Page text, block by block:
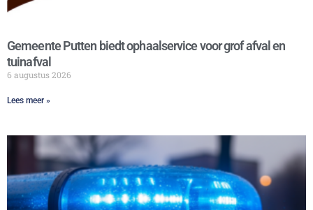
Gemeente Putten biedt ophaalservice voor grof afval en
tuinafval
6 augustus 2026
Lees meer »